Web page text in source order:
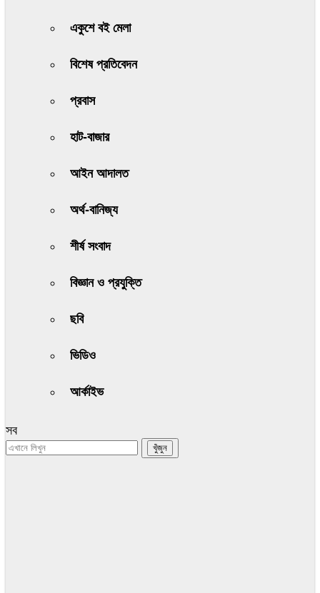
একুশে বই মেলা
বিশেষ প্রতিবেদন
প্রবাস
হাট-বাজার
আইন আদালত
অর্থ-বানিজ্য
শীর্ষ সংবাদ
বিজ্ঞান ও প্রযুক্তি
ছবি
ভিডিও
আর্কাইভ
সব